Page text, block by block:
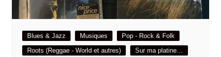
Blues & Jazz Musiques
Pop - Rock & Folk
Roots (Reggae - World et autres)
Sur ma platine…